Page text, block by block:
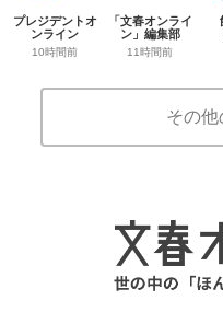
プレジデントオ
ンライン
10時間前
「文春オンライ
ン」編集部
11時間前
その他